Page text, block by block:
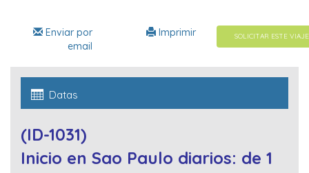
SOLICITAR ESTE VIAJE
Imprimir
Enviar por
email
Datas
(ID-1031)
Inicio en Sao Paulo diarios: de 1